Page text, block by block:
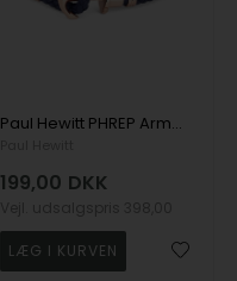
Paul Hewitt PHREP Armbånd rosaguldfarvet 19 cm - PH-PH-L-R-N-L
199,00 DKK